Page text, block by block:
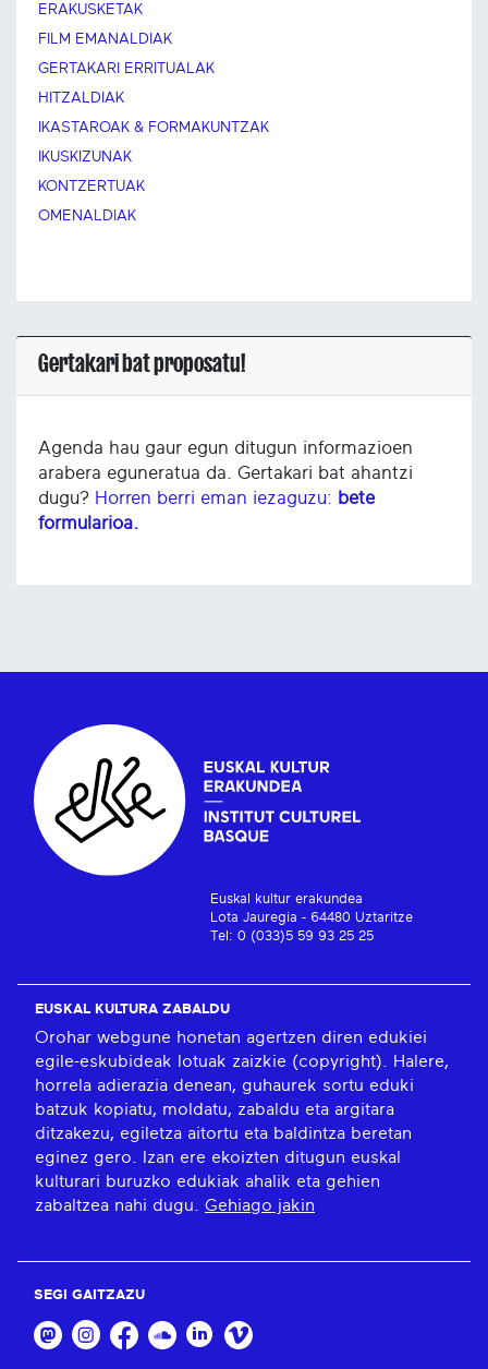
ERAKUSKETAK
FILM EMANALDIAK
GERTAKARI ERRITUALAK
HITZALDIAK
IKASTAROAK & FORMAKUNTZAK
IKUSKIZUNAK
KONTZERTUAK
OMENALDIAK
Gertakari bat proposatu!
Agenda hau gaur egun ditugun informazioen
arabera eguneratua da. Gertakari bat ahantzi
dugu? Horren berri eman iezaguzu: bete
formularioa.
Euskal kultur erakundea
Lota Jauregia - 64480 Uztaritze
Tel: 0 (033)5 59 93 25 25
EUSKAL KULTURA ZABALDU
Orohar webgune honetan agertzen diren edukiei
egile-eskubideak lotuak zaizkie (copyright). Halere,
horrela adierazia denean, guhaurek sortu eduki
batzuk kopiatu, moldatu, zabaldu eta argitara
ditzakezu, egiletza aitortu eta baldintza beretan
eginez gero. Izan ere ekoizten ditugun euskal
kulturari buruzko edukiak ahalik eta gehien
zabaltzea nahi dugu. Gehiago jakin
SEGI GAITZAZU